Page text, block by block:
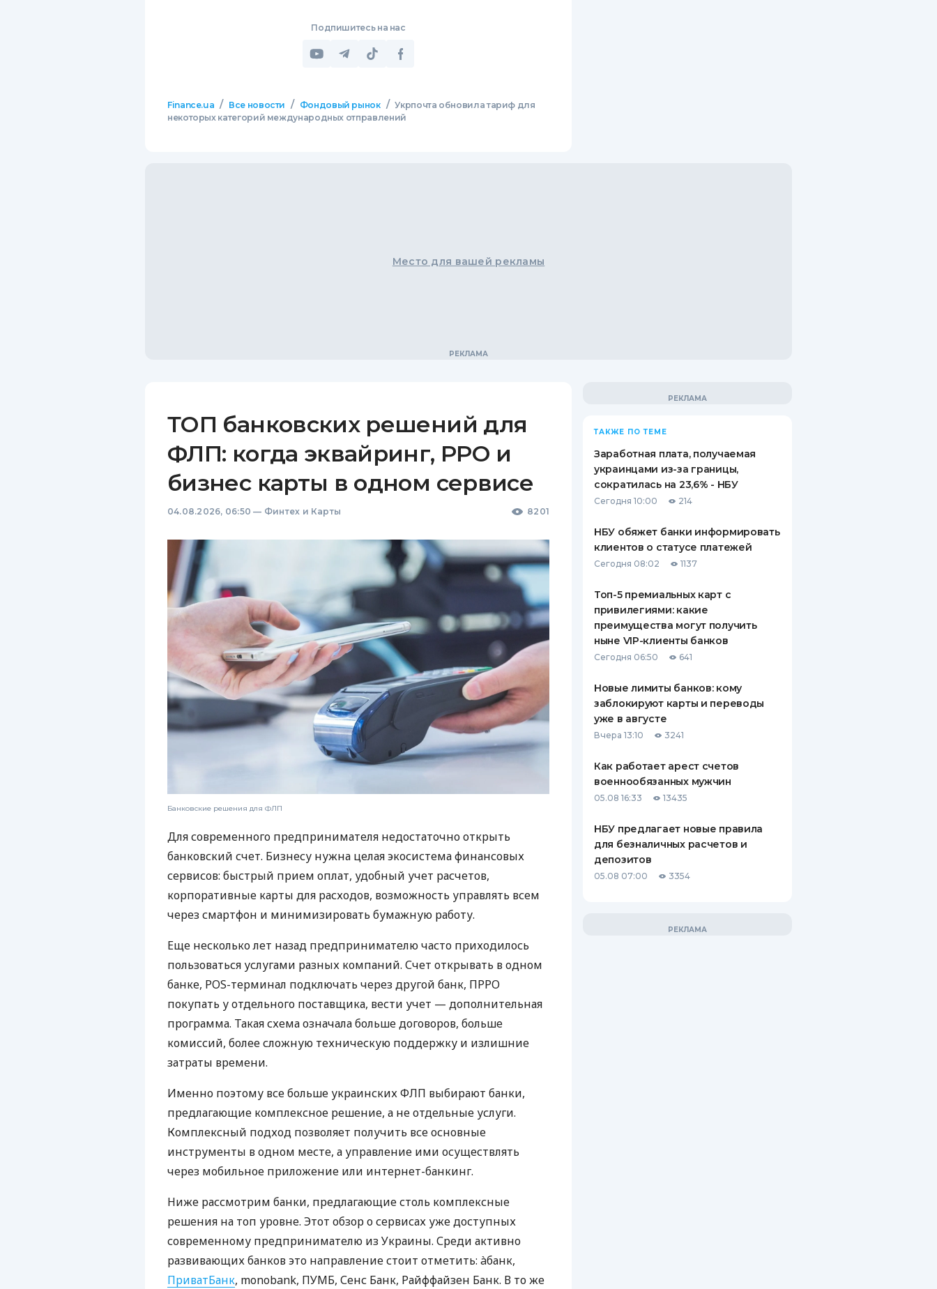
Подпишитесь на нас
Finance.ua / Все новости / Фондовый рынок / Укрпочта обновила тариф для
некоторых категорий международных отправлений
Место для вашей рекламы
ТОП банковских решений для
ФЛП: когда эквайринг, РРО и
бизнес карты в одном сервисе
04.08.2026, 06:50 — Финтех и Карты 8201
Банковские решения для ФЛП
Для современного предпринимателя недостаточно открыть
банковский счет. Бизнесу нужна целая экосистема финансовых
сервисов: быстрый прием оплат, удобный учет расчетов,
корпоративные карты для расходов, возможность управлять всем
через смартфон и минимизировать бумажную работу.
Еще несколько лет назад предпринимателю часто приходилось
пользоваться услугами разных компаний. Счет открывать в одном
банке, POS-терминал подключать через другой банк, ПРРО
покупать у отдельного поставщика, вести учет — дополнительная
программа. Такая схема означала больше договоров, больше
комиссий, более сложную техническую поддержку и излишние
затраты времени.
Именно поэтому все больше украинских ФЛП выбирают банки,
предлагающие комплексное решение, а не отдельные услуги.
Комплексный подход позволяет получить все основные
инструменты в одном месте, а управление ими осуществлять
через мобильное приложение или интернет-банкинг.
Ниже рассмотрим банки, предлагающие столь комплексные
решения на топ уровне. Этот обзор о сервисах уже доступных
современному предпринимателю из Украины. Среди активно
развивающих банков это направление стоит отметить: àбанк,
ПриватБанк, monobank, ПУМБ, Сенс Банк, Райффайзен Банк. В то же
ТАКЖЕ ПО ТЕМЕ
Заработная плата, получаемая
украинцами из-за границы,
сократилась на 23,6% - НБУ
Сегодня 10:00 214
НБУ обяжет банки информировать
клиентов о статусе платежей
Сегодня 08:02 1137
Топ-5 премиальных карт с
привилегиями: какие
преимущества могут получить
ныне VIP-клиенты банков
Сегодня 06:50 641
Новые лимиты банков: кому
заблокируют карты и переводы
уже в августе
Вчера 13:10 3241
Как работает арест счетов
военнообязанных мужчин
05.08 16:33 13435
НБУ предлагает новые правила
для безналичных расчетов и
депозитов
05.08 07:00 3354